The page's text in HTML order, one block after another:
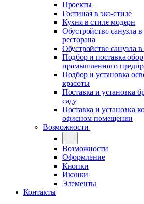
Проекты
Гостиная в эко-стиле
Кухня в стиле модерн
Обустройство санузла
ресторана
Обустройство санузла
Подбор и поставка
промышленного
Подбор и установка
красоты
Поставка и установка
саду
Поставка и установка
офисном помещении
Возможности
Возможности
Оформление
Кнопки
Иконки
Элементы
Контакты